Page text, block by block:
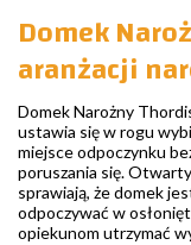
Domek
aranżacji
Domek Narożny
ustawia się w rogu
miejsce odpoczynku
poruszania się.
sprawiają, że domek
odpoczywać w
opiekunom utrzymać